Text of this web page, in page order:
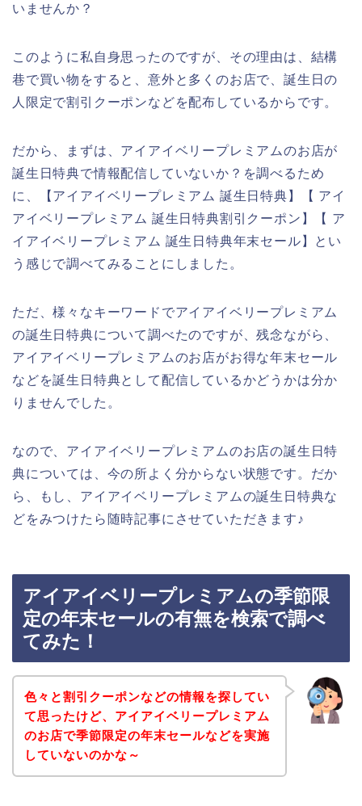
いませんか？
このように私自身思ったのですが、その理由は、結構
巷で買い物をすると、意外と多くのお店で、誕生日の
人限定で割引クーポンなどを配布しているからです。
だから、まずは、アイアイベリープレミアムのお店が
誕生日特典で情報配信していないか？を調べるため
に、【アイアイベリープレミアム 誕生日特典】【 アイ
アイベリープレミアム 誕生日特典割引クーポン】【 ア
イアイベリープレミアム 誕生日特典年末セール】とい
う感じで調べてみることにしました。
ただ、様々なキーワードでアイアイベリープレミアム
の誕生日特典について調べたのですが、残念ながら、
アイアイベリープレミアムのお店がお得な年末セール
などを誕生日特典として配信しているかどうかは分か
りませんでした。
なので、アイアイベリープレミアムのお店の誕生日特
典については、今の所よく分からない状態です。だか
ら、もし、アイアイベリープレミアムの誕生日特典な
どをみつけたら随時記事にさせていただきます♪
アイアイベリープレミアムの季節限
定の年末セールの有無を検索で調べ
てみた！
色々と割引クーポンなどの情報を探してい
て思ったけど、アイアイベリープレミアム
のお店で季節限定の年末セールなどを実施
していないのかな～